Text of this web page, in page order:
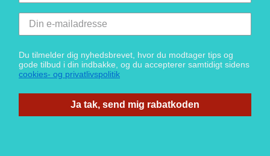
Du tilmelder dig nyhedsbrevet, hvor du modtager tips og
gode tilbud i din indbakke, og du accepterer samtidigt sidens
cookies- og privatlivspolitik
Ja tak, send mig rabatkoden